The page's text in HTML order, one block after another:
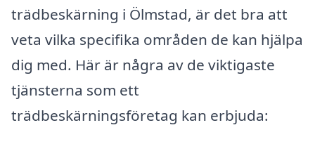
trädbeskärning i Ölmstad, är det bra att
veta vilka specifika områden de kan hjälpa
dig med. Här är några av de viktigaste
tjänsterna som ett
trädbeskärningsföretag kan erbjuda: